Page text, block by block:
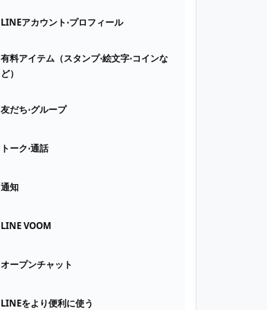
LINEアカウント⋅プロフィール
有料アイテム（スタンプ⋅絵文字⋅コインな
ど）
友だち⋅グループ
トーク⋅通話
通知
LINE VOOM
オープンチャット
LINEをより便利に使う